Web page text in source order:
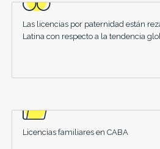
Las licencias por paternidad están
Latina con respecto a la tendencia
Licencias familiares en CABA